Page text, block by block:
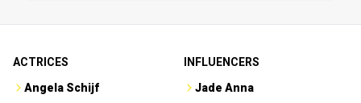
ACTRICES
Angela Schijf
INFLUENCERS
Jade Anna